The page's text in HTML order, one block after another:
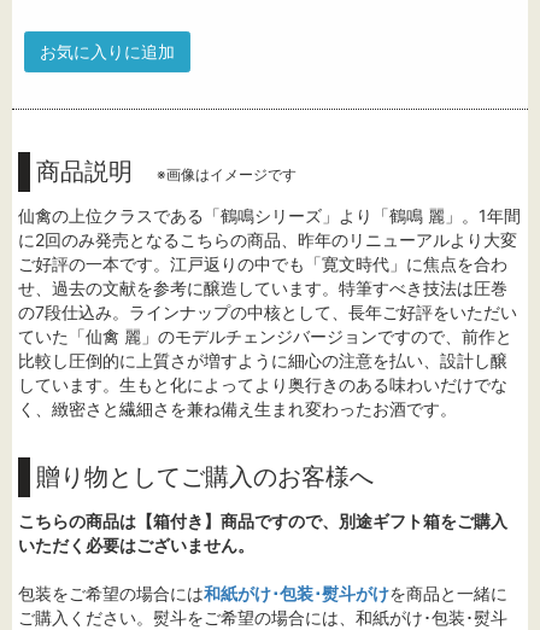
お気に入りに追加
商品説明 ※画像はイメージです
仙禽の上位クラスである「鶴鳴シリーズ」より「鶴鳴 麗」。1年間
に2回のみ発売となるこちらの商品、昨年のリニューアルより大変
ご好評の一本です。江戸返りの中でも「寛文時代」に焦点を合わ
せ、過去の文献を参考に醸造しています。特筆すべき技法は圧巻
の7段仕込み。ラインナップの中核として、長年ご好評をいただい
ていた「仙禽 麗」のモデルチェンジバージョンですので、前作と
比較し圧倒的に上質さが増すように細心の注意を払い、設計し醸
しています。生もと化によってより奥行きのある味わいだけでな
く、緻密さと繊細さを兼ね備え生まれ変わったお酒です。
贈り物としてご購入のお客様へ
こちらの商品は【箱付き】商品ですので、別途ギフト箱をご購入
いただく必要はございません。
包装をご希望の場合には和紙がけ･包装･熨斗がけを商品と一緒に
ご購入ください。熨斗をご希望の場合には、和紙がけ･包装･熨斗